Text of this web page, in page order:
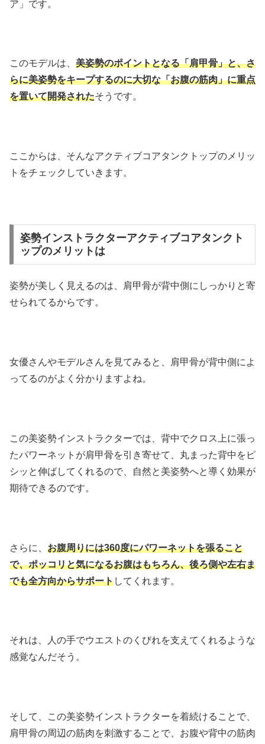
ア」です。
このモデルは、 美姿勢のポイントとなる「肩甲骨」と、さ
らに美姿勢をキープするのに大切な「お腹の筋肉」に重点
を置いて開発されたそうです。
ここからは、そんなアクティブコアタンクトップのメリッ
トをチェックしていきます。
姿勢インストラクターアクティブコアタンクト
ップのメリットは
姿勢が美しく見えるのは、肩甲骨が背中側にしっかりと寄
せられてるからです。
女優さんやモデルさんを見てみると、肩甲骨が背中側によ
ってるのがよく分かりますよね。
この美姿勢インストラクターでは、背中でクロス上に張っ
たパワーネットが肩甲骨を引き寄せて、丸まった背中をピ
シッと伸ばしてくれるので、自然と美姿勢へと導く効果が
期待できるのです。
さらに、 お腹周りには360度にパワーネットを張ること
で、ポッコリと気になるお腹はもちろん、後ろ側や左右ま
でも全方向からサポートしてくれます。
それは、人の手でウエストのくびれを支えてくれるような
感覚なんだそう。
そして、この美姿勢インストラクターを着続けることで、
肩甲骨の周辺の筋肉を刺激することで、お腹や背中の筋肉